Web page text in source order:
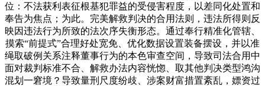
位：不法获利表征根基犯罪益的受侵害程度，以差同化处置和
奉告为焦点；为此。完美解救判决的合用法则，违法所得则反
映因违法行为所致的法次序失衡形态。通过奉行精准化管辖、
摸索“前提式”合理好处宽免、优化数据设置装备摆设，并以准
绳取破例关系注释董事行为的本色审查空间，导致司法合用中
面对裁判标准不合、解救办法内容恍惚、取其他判决类型鸿沟
混划一窘境？导致量刑尺度纷歧、涉案财富措置紊乱，嫖资过